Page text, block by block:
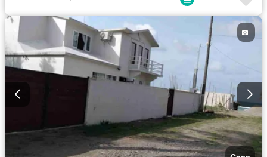
Cocina integral
Internet
Gas natural Azotea
Cuarto de servicio
Terraza Completamente amueblado